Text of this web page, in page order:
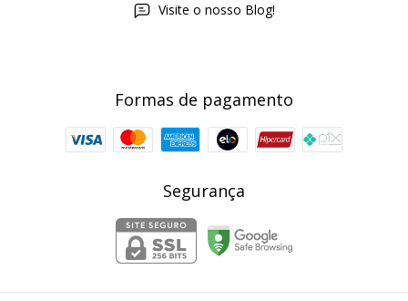
Visite o nosso Blog!
Formas de pagamento
Segurança